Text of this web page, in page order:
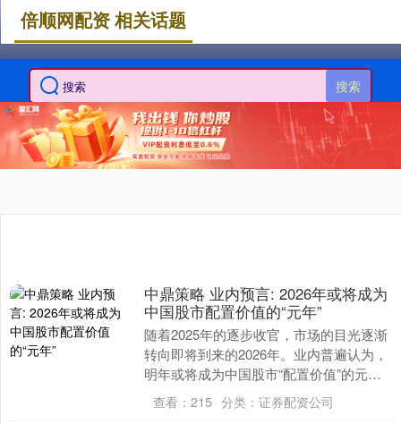
搜索
倍顺网配资 相关话题
中鼎策略 业内预言: 2026年或将成为
中国股市配置价值的“元年”
随着2025年的逐步收官，市场的目光逐渐
转向即将到来的2026年。业内普遍认为，
明年或将成为中国股市“配置价值”的元年
中鼎策略，这不仅关系到投资策略的调
整，更预....
查看： 215 分类： 证券配资公司